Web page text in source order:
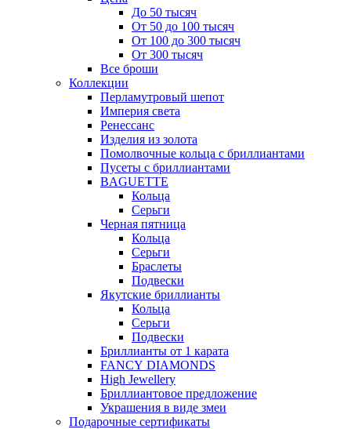
До 50 тысяч
От 50 до 100 тысяч
От 100 до 300 тысяч
От 300 тысяч
Все броши
Коллекции
Перламутровый шепот
Империя света
Ренессанс
Изделия из золота
Помолвочные кольца с бриллиантами
Пусеты с бриллиантами
BAGUETTE
Кольца
Серьги
Черная пятница
Кольца
Серьги
Браслеты
Подвески
Якутские бриллианты
Кольца
Серьги
Подвески
Бриллианты от 1 карата
FANCY DIAMONDS
High Jewellery
Бриллиантовое предложение
Украшения в виде змеи
Подарочные сертификаты